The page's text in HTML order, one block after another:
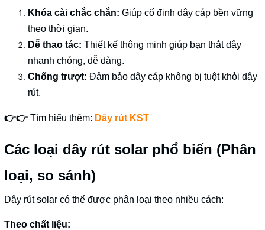
Khóa cài chắc chắn: Giúp cố định dây cáp bền vững
theo thời gian.
Dễ thao tác: Thiết kế thông minh giúp bạn thắt dây
nhanh chóng, dễ dàng.
Chống trượt: Đảm bảo dây cáp không bị tuột khỏi dây
rút.
👉👉 Tìm hiểu thêm: Dây rút KST
Các loại dây rút solar phổ biến (Phân
loại, so sánh)
Dây rút solar có thể được phân loại theo nhiều cách:
Theo chất liệu: